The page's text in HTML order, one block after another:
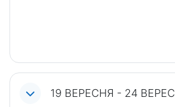
19 ВЕРЕСНЯ - 24